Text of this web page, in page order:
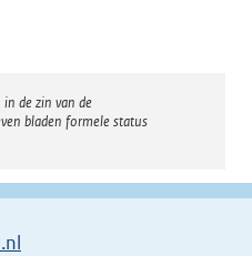
de zin van de
bladen formele status